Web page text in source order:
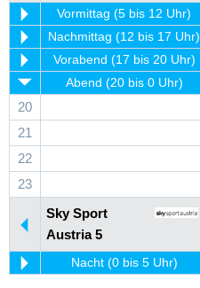
Vormittag (5 bis 12 Uhr)
Nachmittag (12 bis 17 Uhr)
Vorabend (17 bis 20 Uhr)
Abend (20 bis 0 Uhr)
20
21
22
23
Sky Sport
Austria 5
Nacht (0 bis 5 Uhr)